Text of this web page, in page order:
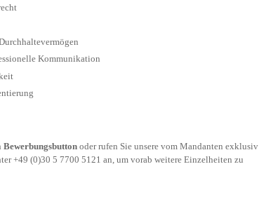
Kommunikation
Bewerbungsbutton oder rufen Sie unsere vom Mandanten exklusiv
+49 (0)30 5 7700 5121 an, um vorab weitere Einzelheiten zu